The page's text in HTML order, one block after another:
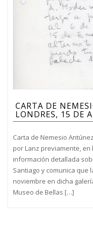
CARTA DE
LONDRES, 15 DE
Carta de Nemesio
por Lanz previamente,
información detallada
Santiago y comunica
noviembre en dicha
Museo de Bellas […]